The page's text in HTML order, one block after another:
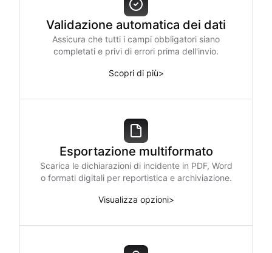
Validazione automatica dei dati
Assicura che tutti i campi obbligatori siano
completati e privi di errori prima dell'invio.
Scopri di più>
Esportazione multiformato
Scarica le dichiarazioni di incidente in PDF, Word
o formati digitali per reportistica e archiviazione.
Visualizza opzioni>